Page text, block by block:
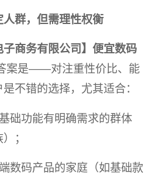
人群，但需理性权衡
子商务有限公司】便宜数码
案是——对注重性价比、能
不错的选择，尤其适合：
础功能有明确需求的群体
；
数码产品的家庭（如基础款